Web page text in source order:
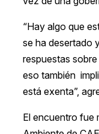
“Hay algo que
se ha desertado
respuestas
eso también
está exenta”,
El encuentro fue